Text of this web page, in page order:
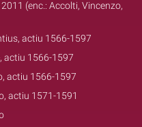
(enc.: Accolti, Vincenzo,
actiu 1566-1597
actiu 1566-1597
actiu 1566-1597
actiu 1571-1591